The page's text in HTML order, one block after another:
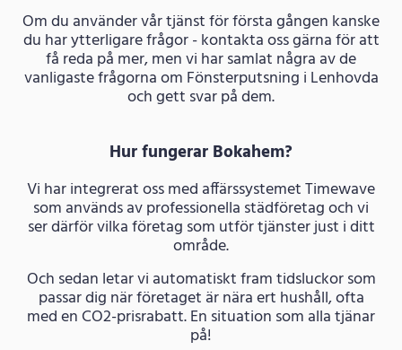
Om du använder vår tjänst för första gången kanske
du har ytterligare frågor - kontakta oss gärna för att
få reda på mer, men vi har samlat några av de
vanligaste frågorna om Fönsterputsning i Lenhovda
och gett svar på dem.
Hur fungerar Bokahem?
Vi har integrerat oss med affärssystemet Timewave
som används av professionella städföretag och vi
ser därför vilka företag som utför tjänster just i ditt
område.
Och sedan letar vi automatiskt fram tidsluckor som
passar dig när företaget är nära ert hushåll, ofta
med en CO2-prisrabatt. En situation som alla tjänar
på!